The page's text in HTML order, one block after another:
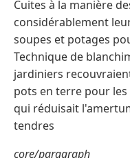
Cuites à la manière
considérablement
soupes et potages
Technique de
jardiniers
pots en terre pour
qui réduisait
tendres
core/paragraph